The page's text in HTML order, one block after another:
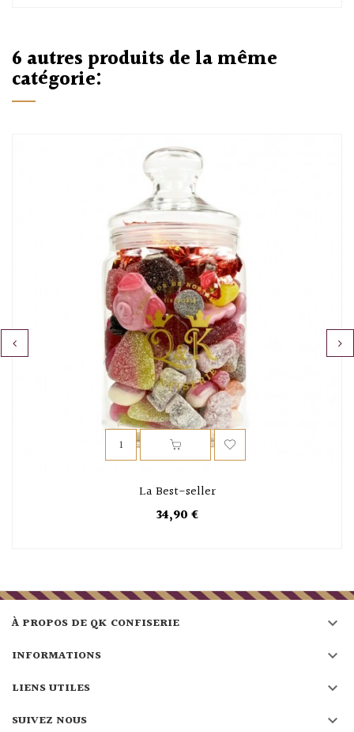
6 autres produits de la même
catégorie:
La Best-seller
34,90 €
À PROPOS DE QK CONFISERIE 
INFORMATIONS 
LIENS UTILES 
SUIVEZ NOUS 